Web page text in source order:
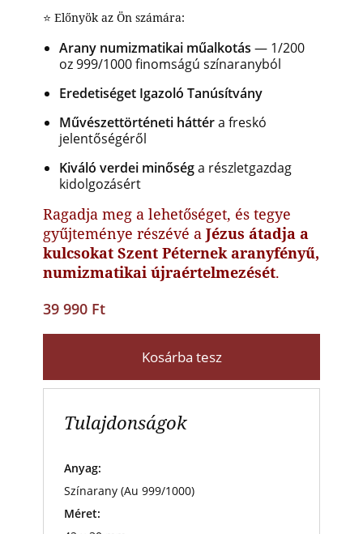
⭐ Előnyök az Ön számára:
Arany numizmatikai műalkotás — 1/200
oz 999/1000 finomságú színaranyból
Eredetiséget Igazoló Tanúsítvány
Művészettörténeti háttéra freskó
jelentőségéről
Kiváló verdei minőséga részletgazdag
kidolgozásért
Ragadja meg a lehetőséget, és tegye
gyűjteménye részévé a Jézus átadja a
kulcsokat Szent Péternek aranyfényű,
numizmatikai újraértelmezését.
39 990 Ft
Kosárba tesz
Tulajdonságok
Anyag:
Színarany (Au 999/1000)
Méret: